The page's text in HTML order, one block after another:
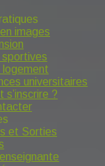
images
logement
universitaires
s’inscrire ?
et Sorties
enseignante